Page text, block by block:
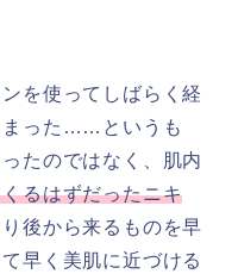
を使ってしばらく経
まった……というも
たのではなく、肌内
るはずだったニキ
後から来るものを早
早く美肌に近づける